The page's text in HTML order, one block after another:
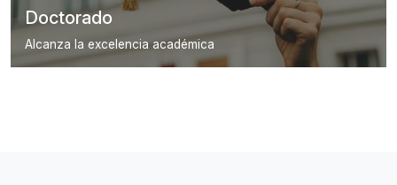
Doctorado
Alcanza la excelencia académica